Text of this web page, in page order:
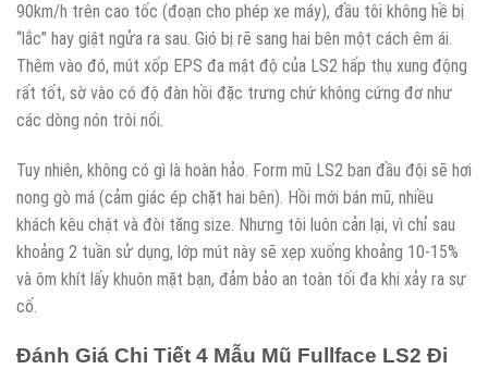
90km/h trên cao tốc (đoạn cho phép xe máy), đầu tôi không hề bị
“lắc” hay giật ngửa ra sau. Gió bị rẽ sang hai bên một cách êm ái.
Thêm vào đó, mút xốp EPS đa mật độ của LS2 hấp thụ xung động
rất tốt, sờ vào có độ đàn hồi đặc trưng chứ không cứng đơ như
các dòng nón trôi nổi.
Tuy nhiên, không có gì là hoàn hảo. Form mũ LS2 ban đầu đội sẽ hơi
nong gò má (cảm giác ép chặt hai bên). Hồi mới bán mũ, nhiều
khách kêu chật và đòi tăng size. Nhưng tôi luôn cản lại, vì chỉ sau
khoảng 2 tuần sử dụng, lớp mút này sẽ xẹp xuống khoảng 10-15%
và ôm khít lấy khuôn mặt bạn, đảm bảo an toàn tối đa khi xảy ra sự
cố.
Đánh Giá Chi Tiết 4 Mẫu Mũ Fullface LS2 Đi